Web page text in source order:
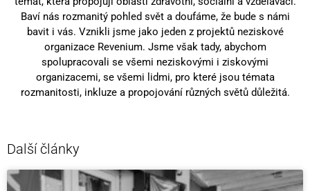
Baví nás rozmanitý pohled svět a doufáme, že bude s námi
bavit i vás. Vznikli jsme jako jeden z projektů neziskové
organizace Revenium. Jsme však tady, abychom
spolupracovali se všemi neziskovými i ziskovými
organizacemi, se všemi lidmi, pro které jsou témata
rozmanitosti, inkluze a propojování různých světů důležitá.
Další články